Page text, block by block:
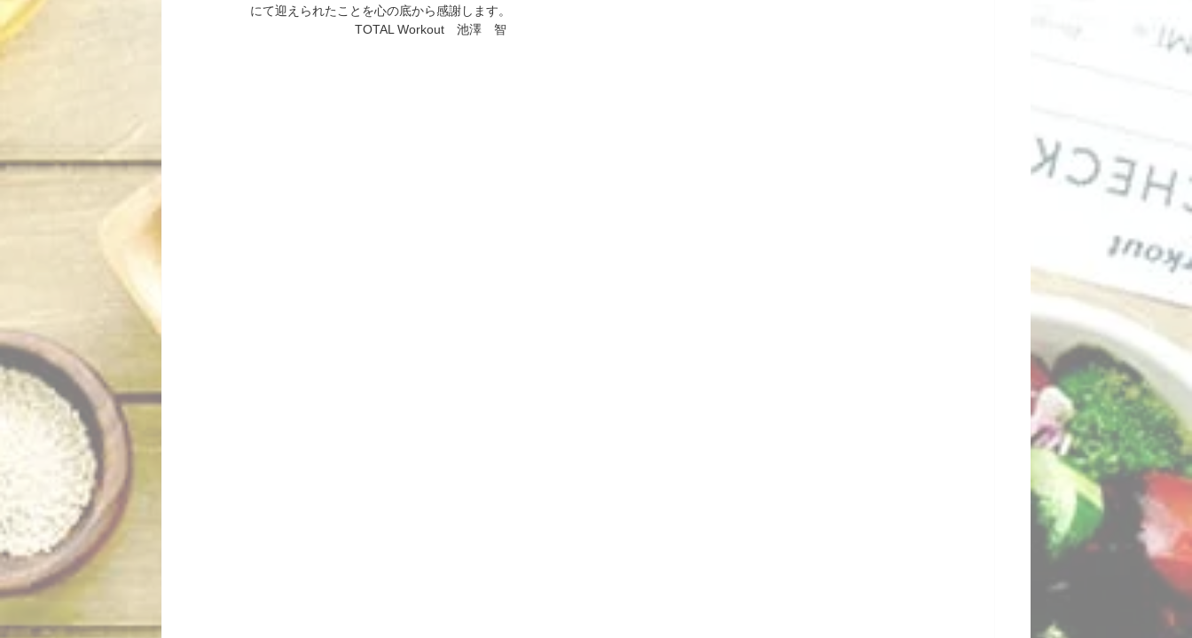
にて迎えられたことを心の底から感謝します。
TOTAL Workout　池澤　智